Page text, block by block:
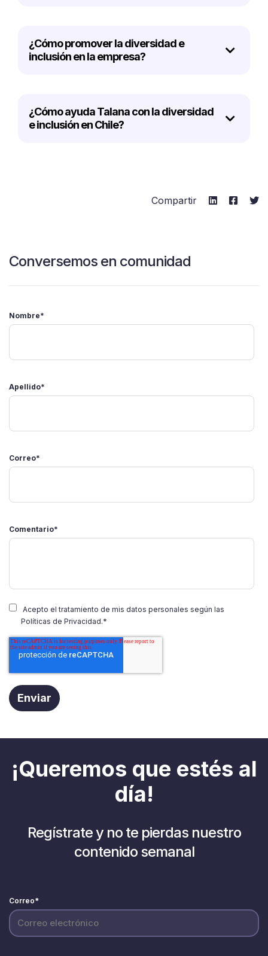
¿Cómo promover la diversidad e
inclusión en la empresa?
¿Cómo ayuda Talana con la diversidad
e inclusión en Chile?
Compartir
Conversemos en comunidad
Nombre*
Apellido*
Correo*
Comentario*
Acepto el tratamiento de mis datos personales según las
Políticas de Privacidad.*
¡Queremos que estés al
día!
Regístrate y no te pierdas nuestro
contenido semanal
Correo*